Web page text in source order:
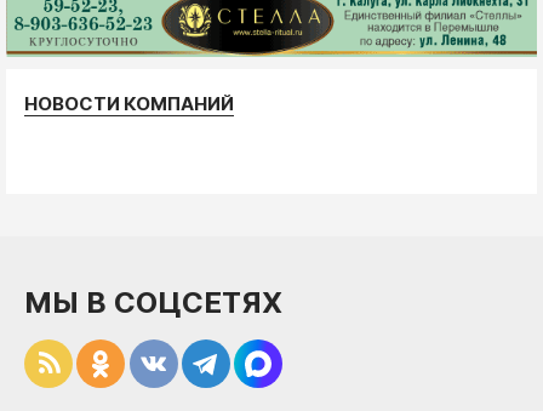
НОВОСТИ КОМПАНИЙ
МЫ В СОЦСЕТЯХ